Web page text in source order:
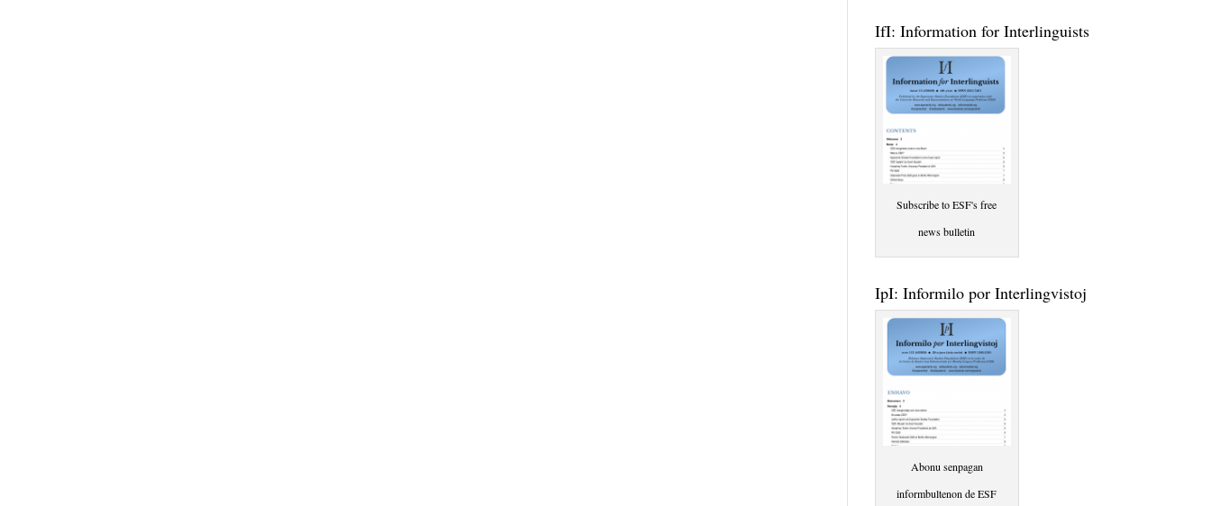
IfI: Information for Interlinguists
Subscribe to ESF's free
news bulletin
IpI: Informilo por Interlingvistoj
Abonu senpagan
informbultenon de ESF